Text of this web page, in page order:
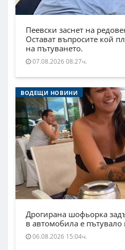
Пеевски заснет на
Остават въпросите кой
на пътуването.
07.08.2026 08:27ч.
ВОДЕЩИ НОВИНИ
Дрогирана шофьорка
в автомобила е
06.08.2026 15:04ч.